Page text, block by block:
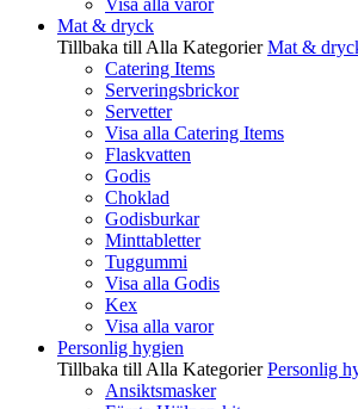
Visa alla varor
Mat & dryck
Tillbaka till Alla Kategorier Mat &
Catering Items
Serveringsbrickor
Servetter
Visa alla Catering Items
Flaskvatten
Godis
Choklad
Godisburkar
Minttabletter
Tuggummi
Visa alla Godis
Kex
Visa alla varor
Personlig hygien
Tillbaka till Alla Kategorier Personlig
Ansiktsmasker